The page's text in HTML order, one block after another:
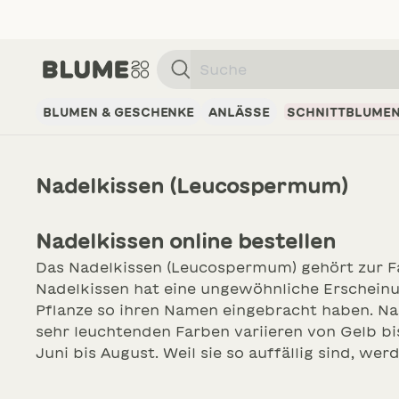
Suche
BLUMEN & GESCHENKE ANLÄSSE
Nadelkissen (Leucospermum)
Nadelkissen online bestellen
Das Nadelkissen (Leucospermum) gehört zur
Nadelkissen hat eine ungewöhnliche
Pflanze so ihren Namen eingebracht haben.
sehr leuchtenden Farben variieren von Gelb
Juni bis August. Weil sie so auffällig sind,